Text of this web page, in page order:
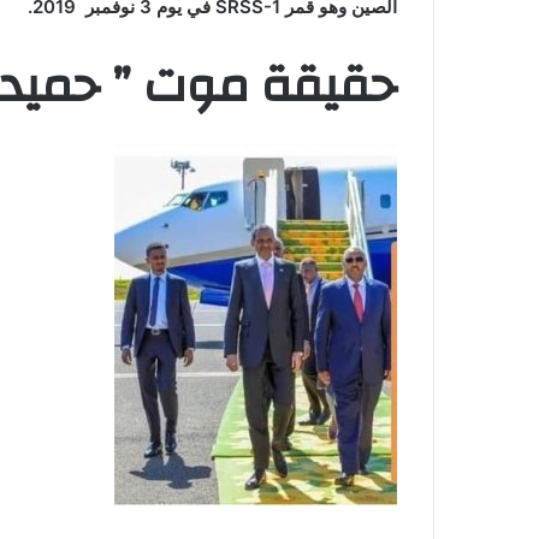
الصين وهو قمر SRSS-1 في يوم 3 نوفمبر 2019.
حقيقة موت ”